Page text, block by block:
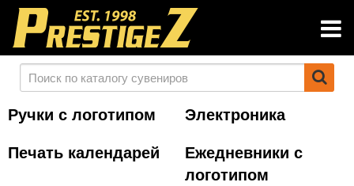
Ручки с логотипом
Электроника
Печать календарей
Ежедневники с
логотипом